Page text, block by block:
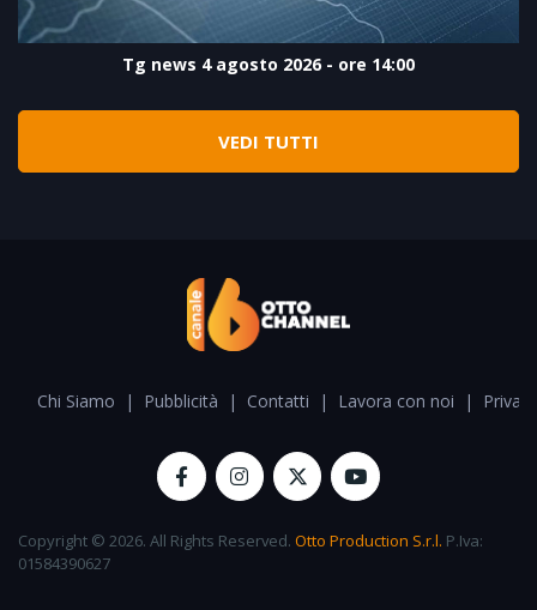
Tg news 4 agosto 2026 - ore 14:00
VEDI TUTTI
Chi Siamo | Pubblicità | Contatti | Lavora con noi |
Copyright © 2026. All Rights Reserved. Otto Production S.r.l. P.Iva:
01584390627